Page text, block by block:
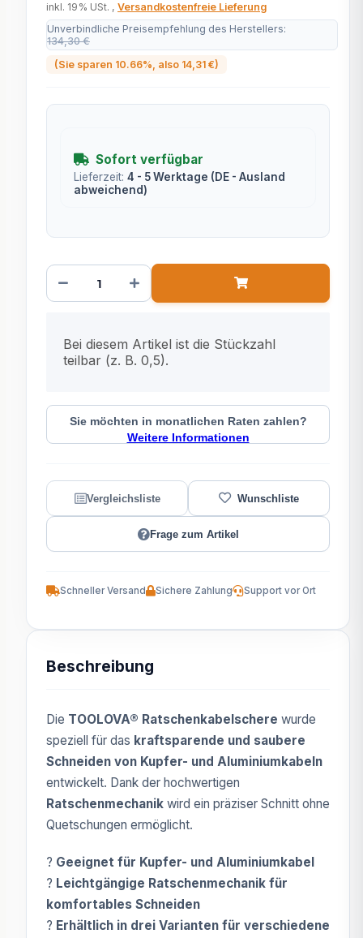
inkl. 19% USt. , Versandkostenfreie Lieferung
Unverbindliche Preisempfehlung des Herstellers:
134,30 €
(Sie sparen 10.66%, also 14,31 €)
Sofort verfügbar
Lieferzeit: 4 - 5 Werktage (DE - Ausland
abweichend)
Bei diesem Artikel ist die Stückzahl
teilbar (z. B. 0,5).
Sie möchten in monatlichen Raten zahlen?
Weitere Informationen
Frage zum Artikel
Schneller Versand Sichere Zahlung Support vor Ort
Beschreibung
Die TOOLOVA® Ratschenkabelschere wurde
speziell für das kraftsparende und saubere
Schneiden von Kupfer- und Aluminiumkabeln
entwickelt. Dank der hochwertigen
Ratschenmechanik wird ein präziser Schnitt ohne
Quetschungen ermöglicht.
? Geeignet für Kupfer- und Aluminiumkabel
? Leichtgängige Ratschenmechanik für
komfortables Schneiden
? Erhältlich in drei Varianten für verschiedene